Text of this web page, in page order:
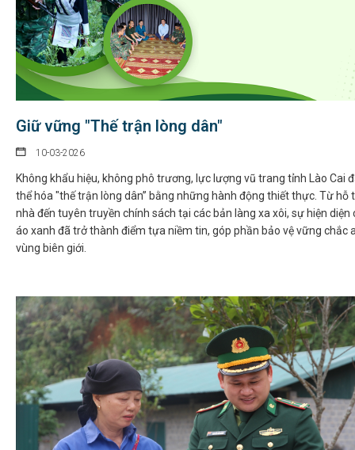
Giữ vững "Thế trận lòng dân"
10-03-2026
Không khẩu hiệu, không phô trương, lực lượng vũ trang tỉnh Lào Cai
thể hóa "thế trận lòng dân” bằng những hành động thiết thực. Từ hỗ
nhà đến tuyên truyền chính sách tại các bản làng xa xôi, sự hiện diện
áo xanh đã trở thành điểm tựa niềm tin, góp phần bảo vệ vững chắc
vùng biên giới.